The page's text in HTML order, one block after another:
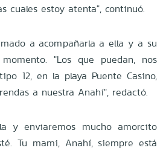
cuales estoy atenta", continuó.
a acompañarla a ella y a su
"Los que puedan, nos
12, en la playa Puente Casino,
a nuestra Anahí", redactó.
y enviaremos mucho amorcito
Tu mami, Anahí, siempre está